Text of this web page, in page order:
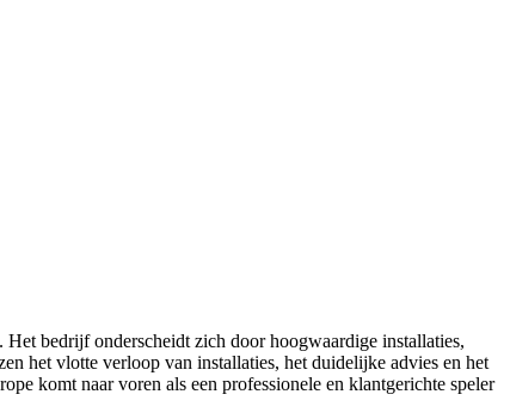
bedrijf onderscheidt zich door hoogwaardige installaties,
het vlotte verloop van installaties, het duidelijke advies en het
komt naar voren als een professionele en klantgerichte speler